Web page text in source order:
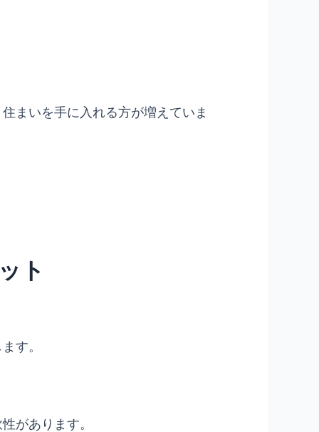
まいを手に入れる方が増えていま
ト
す。
があります。